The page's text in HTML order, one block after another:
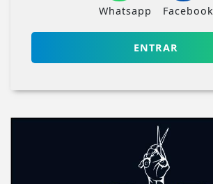
Whatsapp Facebook
ENTRAR